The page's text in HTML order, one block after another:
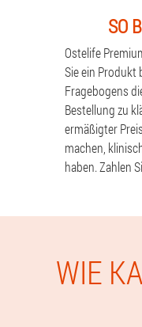
SO
Ostelife
Sie ein Produkt
Fragebogens
Bestellung zu
ermäßigter
machen,
haben. Zahlen
WIE